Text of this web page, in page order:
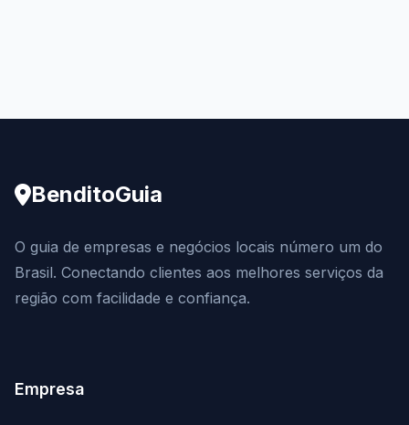
BenditoGuia
O guia de empresas e negócios locais número um do
Brasil. Conectando clientes aos melhores serviços da
região com facilidade e confiança.
Empresa